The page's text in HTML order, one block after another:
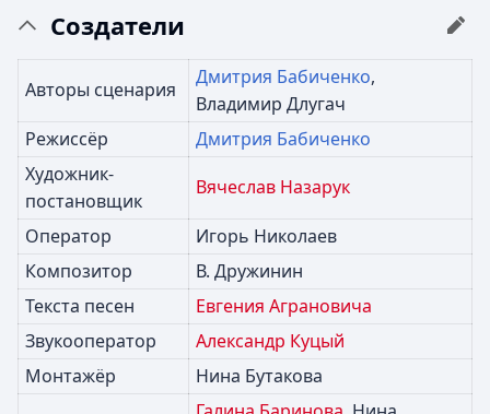
Создатели
Авторы сценария
Дмитрия Бабиченко,
Владимир Длугач
Режиссёр
Дмитрия Бабиченко
Художник-
постановщик
Вячеслав Назарук
Оператор
Игорь Николаев
Композитор
В. Дружинин
Текста песен
Евгения Аграновича
Звукооператор
Александр Куцый
Монтажёр
Нина Бутакова